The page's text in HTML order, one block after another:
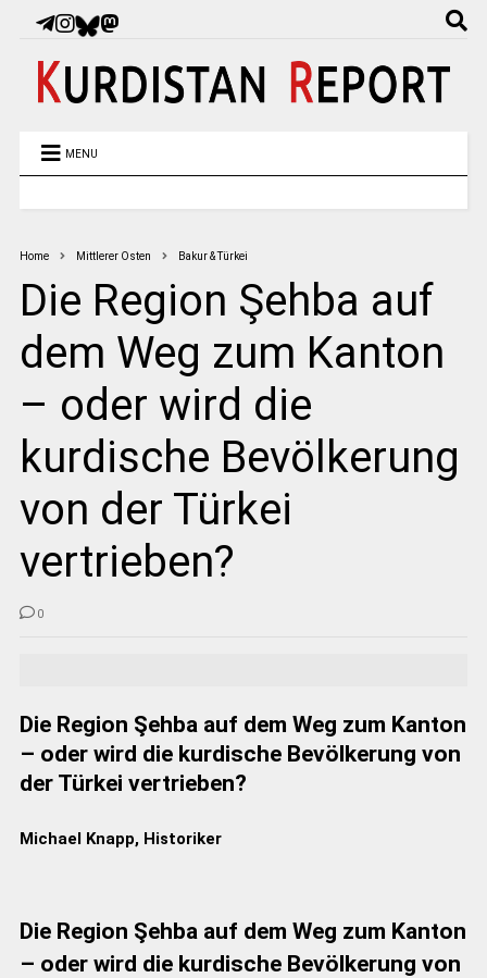
MENU
Home Mittlerer Osten Bakur & Türkei
Die Region Şehba auf
dem Weg zum Kanton
– oder wird die
kurdische Bevölkerung
von der Türkei
vertrieben?
0
Die Region Şehba auf dem Weg zum Kanton
– oder wird die kurdische Bevölkerung von
der Türkei vertrieben?
Michael Knapp, Historiker
Die Region Şehba auf dem Weg zum Kanton
– oder wird die kurdische Bevölkerung von